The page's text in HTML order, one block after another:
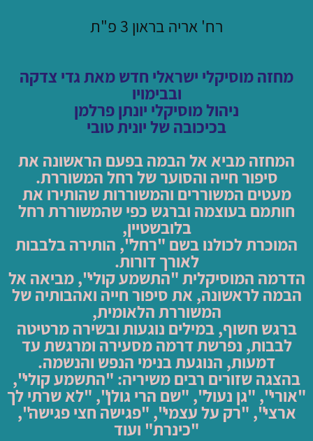
רח' אריה בראון 3 פ"ת
מחזה מוסיקלי ישראלי חדש מאת גדי צדקה
ובבימויו
ניהול מוסיקלי יונתן פרלמן
בכיכובה של יונית טובי
המחזה מביא אל הבמה בפעם הראשונה את
סיפור חייה והסוער של רחל המשוררת.
מעטים המשוררים והמשוררות שהותירו את
חותמם בעוצמה וברגש כפי שהמשוררת רחל
בלובשטיין,
המוכרת לכולנו בשם "רחל", הותירה בלבבות
לאורך דורות.
הדרמה המוסיקלית "התשמע קולי", מביאה אל
הבמה לראשונה, את סיפור חייה ואהבותיה של
המשוררת הלאומית,
ברגש חשוף, במילים נוגעות ובשירה מרטיטה
לבבות, נפרשת דרמה מסעירה ומרגשת עד
דמעות, הנוגעת בנימי הנפש והנשמה.
בהצגה שזורים רבים משיריה: "התשמע קולי",
"אורי", "גן נעול", "שם הרי גולן", "לא שרתי לך
ארצי", "רק על עצמי", "פגישה חצי פגישה",
"כינרת" ועוד